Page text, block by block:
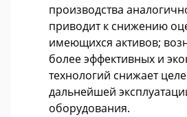
производства
приводит к снижению
имеющихся активов;
более эффективных и
технологий снижает
дальнейшей
оборудования.